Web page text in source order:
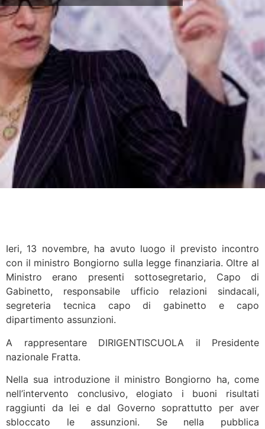
Ieri, 13 novembre, ha avuto luogo il previsto incontro
con il ministro Bongiorno sulla legge finanziaria. Oltre al
Ministro erano presenti sottosegretario, Capo di
Gabinetto, responsabile ufficio relazioni sindacali,
segreteria tecnica capo di gabinetto e capo
dipartimento assunzioni.
A rappresentare DIRIGENTISCUOLA il Presidente
nazionale Fratta.
Nella sua introduzione il ministro Bongiorno ha, come
nell’intervento conclusivo, elogiato i buoni risultati
raggiunti da lei e dal Governo soprattutto per aver
sbloccato le assunzioni. Se nella pubblica